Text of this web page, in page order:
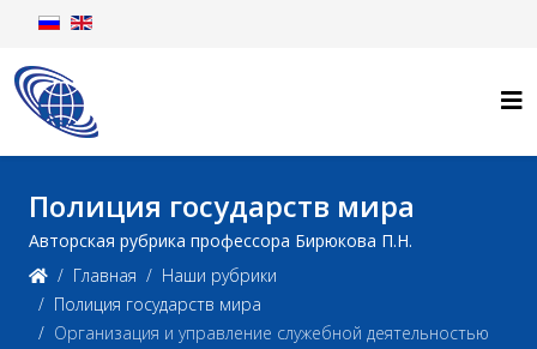
Полиция государств мира
Авторская рубрика профессора Бирюкова П.Н.
Главная
Наши рубрики
Полиция государств мира
Организация и управление служебной деятельностью